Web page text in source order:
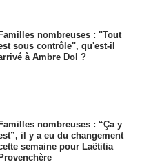
Familles nombreuses : "Tout
sous contrôle", qu'est-il
à Ambre Dol ?
Familles nombreuses : “Ça y
il y a eu du changement
semaine pour Laëtitia
Provenchère